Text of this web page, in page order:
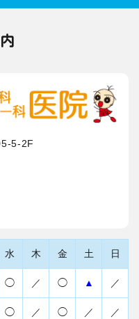
5-2F
水 木 金 土 日
◯ ／ ◯ ▲ ／
◯ ／ ◯ ／ ／